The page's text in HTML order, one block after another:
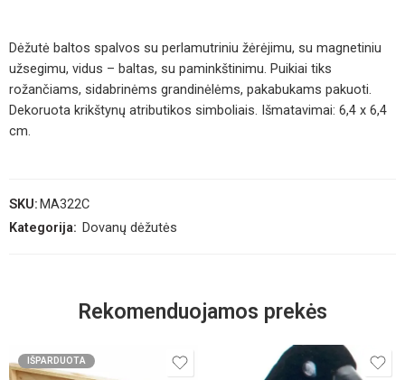
Dėžutė baltos spalvos su perlamutriniu žėrėjimu, su magnetiniu
užsegimu, vidus – baltas, su paminkštinimu. Puikiai tiks
rožančiams, sidabrinėms grandinėlėms, pakabukams pakuoti.
Dekoruota krikštynų atributikos simboliais. Išmatavimai: 6,4 x 6,4
cm.
SKU: MA322C
Kategorija: Dovanų dėžutės
Rekomenduojamos prekės
IŠPARDUOTA